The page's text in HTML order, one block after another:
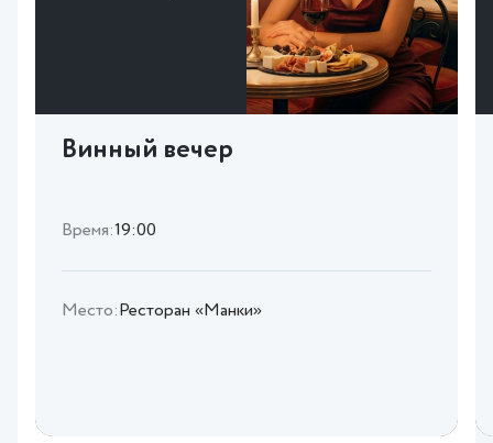
Винный вечер
Время:19:00
Место:Ресторан «Манки»